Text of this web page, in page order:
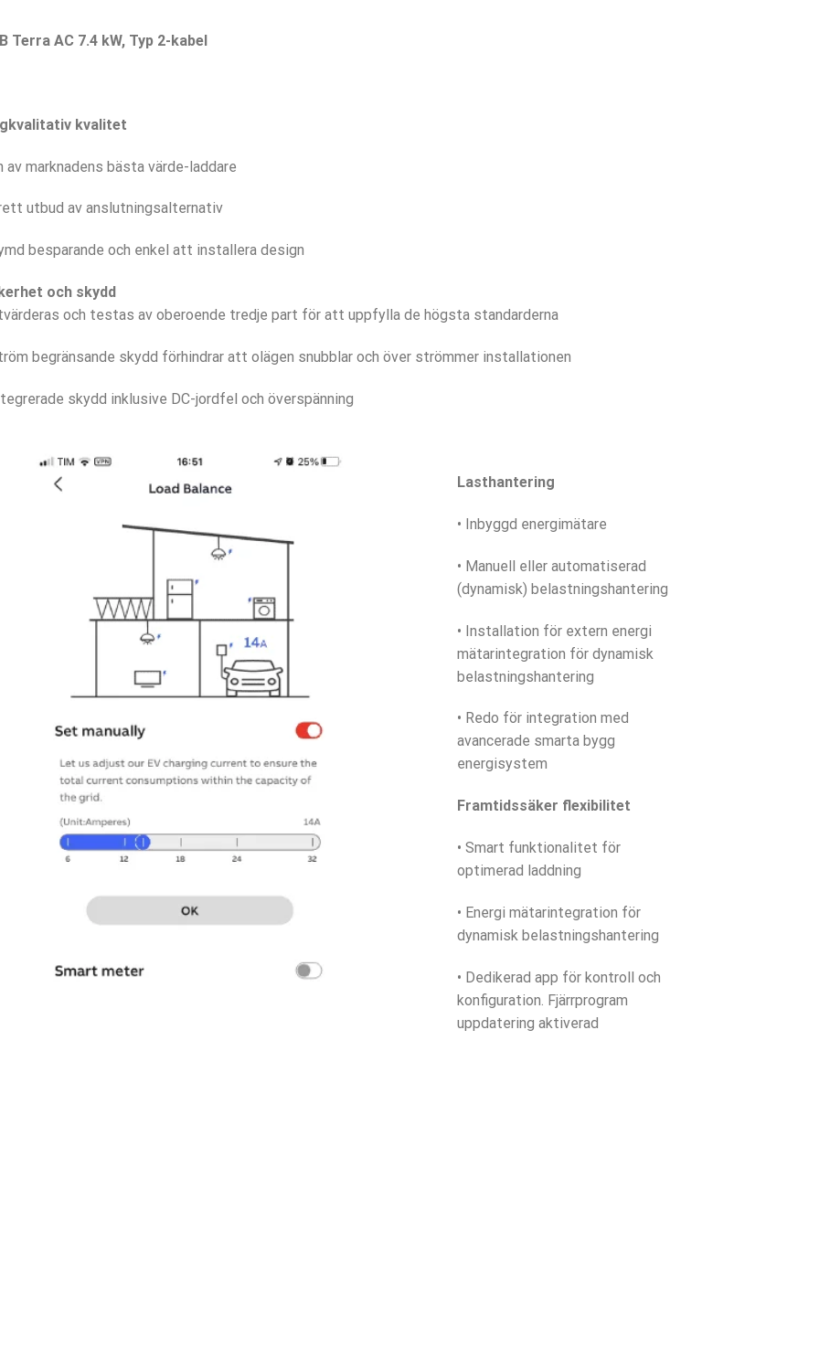
Terra AC 7.4 kW, Typ 2-kabel
kvalitet
av marknadens bästa värde-laddare
utbud av anslutningsalternativ
besparande och enkel att installera design
och skydd
och testas av oberoende tredje part för att uppfylla de högsta standarderna
begränsande skydd förhindrar att olägen snubblar och över strömmer installationen
skydd inklusive DC-jordfel och överspänning
Lasthantering
• Inbyggd energimätare
• Manuell eller automatiserad
(dynamisk) belastningshantering
• Installation för extern energi
mätarintegration för dynamisk
belastningshantering
• Redo för integration med
avancerade smarta bygg
energisystem
Framtidssäker flexibilitet
• Smart funktionalitet för
optimerad laddning
• Energi mätarintegration för
dynamisk belastningshantering
• Dedikerad app för kontroll och
konfiguration. Fjärrprogram
uppdatering aktiverad